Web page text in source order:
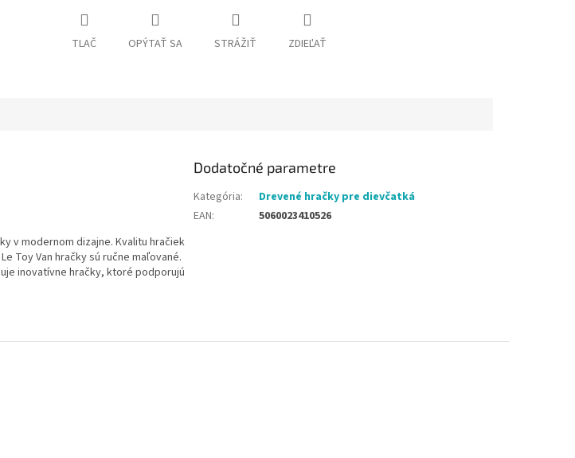
TLAČ OPÝTAŤ SA STRÁŽIŤ ZDIEĽAŤ
v modernom dizajne. Kvalitu hračiek
Toy Van hračky sú ručne maľované.
inovatívne hračky, ktoré podporujú
Dodatočné parametre
Kategória:
Drevené hračky pre dievčatká
EAN: 5060023410526